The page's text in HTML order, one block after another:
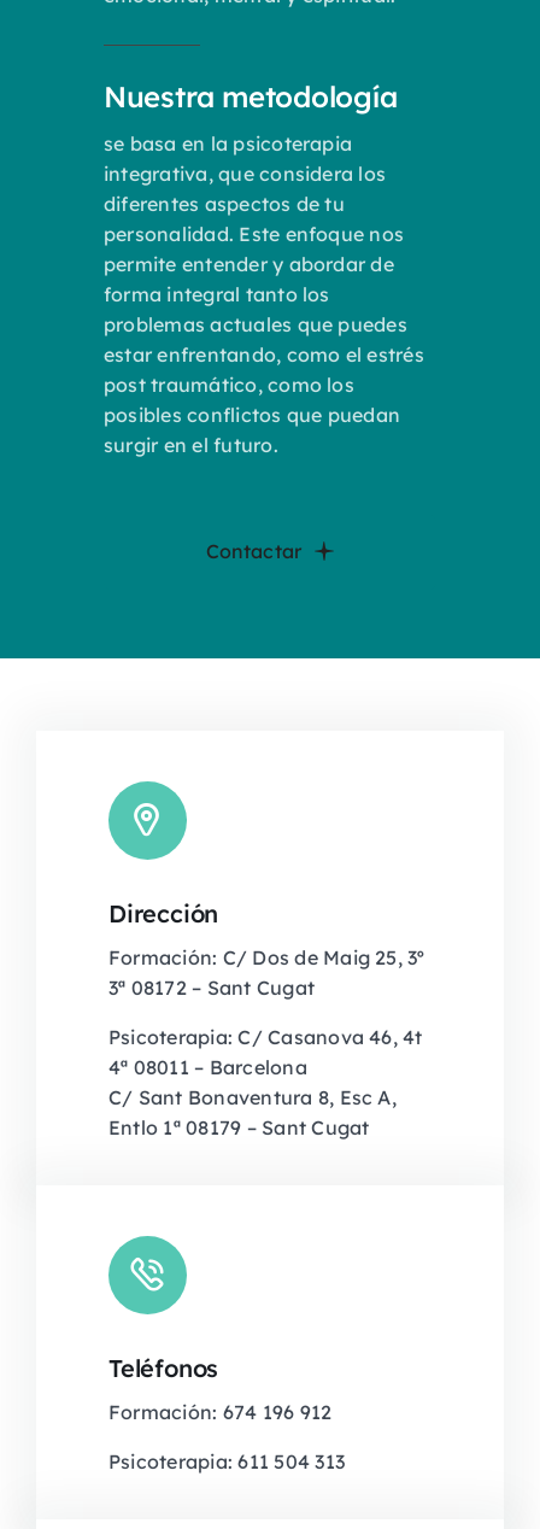
Nuestra metodología
se basa en la psicoterapia
integrativa, que considera los
diferentes aspectos de tu
personalidad. Este enfoque nos
permite entender y abordar de
forma integral tanto los
problemas actuales que puedes
estar enfrentando, como el estrés
post traumático, como los
posibles conflictos que puedan
surgir en el futuro.
Contactar
Dirección
Formación: C/ Dos de Maig 25, 3º
3ª 08172 – Sant Cugat
Psicoterapia: C/ Casanova 46, 4t
4ª 08011 – Barcelona
C/ Sant Bonaventura 8, Esc A,
Entlo 1ª 08179 – Sant Cugat
Teléfonos
Formación: 674 196 912
Psicoterapia: 611 504 313